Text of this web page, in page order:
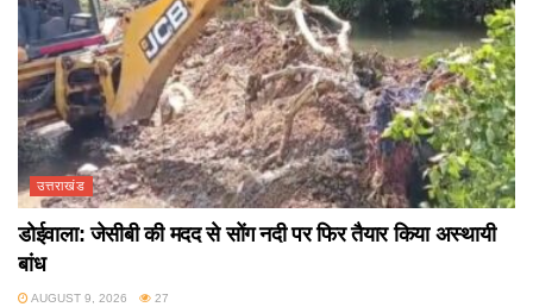
उत्तराखंड
डोईवाला: जेसीबी की मदद से सोंग नदी पर फिर तैयार किया अस्थायी
बांध
AUGUST 9, 2026 27